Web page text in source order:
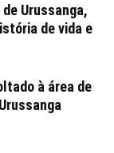
Urussanga,
de vida e
à área de